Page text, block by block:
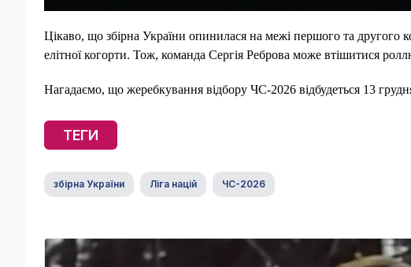
Цікаво, що збірна України опинилася на межі першого та
елітної когорти. Тож, команда Сергія Реброва може втішитися
Нагадаємо, що жеребкування відбору ЧС-2026 відбудеться 13
ТЕГИ
збірна України Ліга націй ЧС-2026